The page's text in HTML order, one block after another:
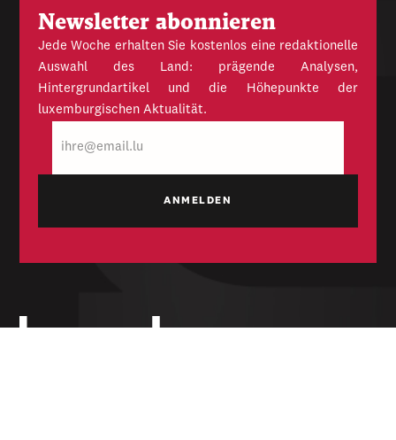
Newsletter abonnieren
Jede Woche erhalten Sie kostenlos eine redaktionelle
Auswahl des Land: prägende Analysen,
Hintergrundartikel und die Höhepunkte der
luxemburgischen Aktualität.
Mail